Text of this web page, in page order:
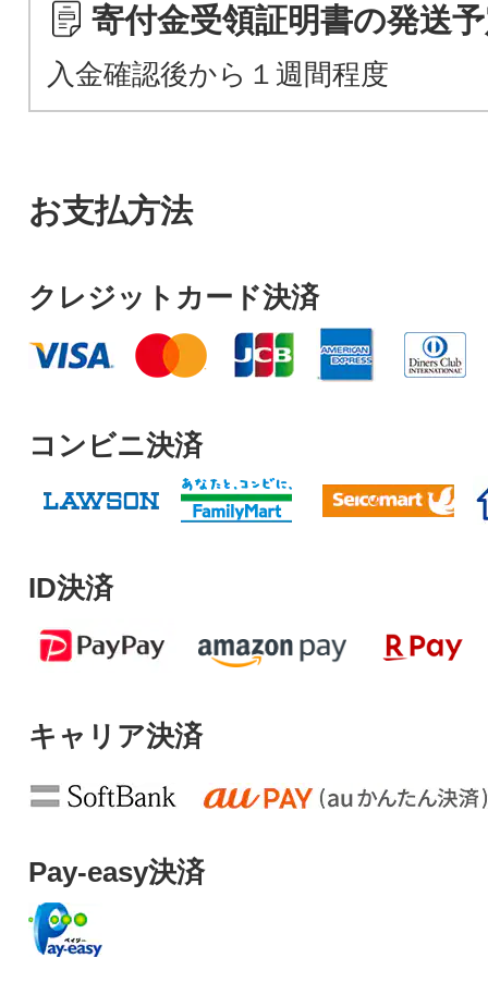
寄付金受領証明書の発送
入金確認後から１週間程度
お支払方法
クレジットカード決済
コンビニ決済
ID決済
キャリア決済
Pay-easy決済